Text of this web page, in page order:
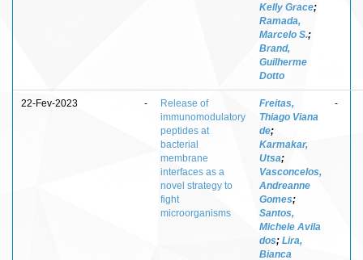
Kelly Grace;
Ramada,
Marcelo S.;
Brand,
Guilherme
Dotto
22-Fev-2023 -
Release of
immunomodulatory
peptides at
bacterial
membrane
interfaces as a
novel strategy to
fight
microorganisms
Freitas,
Thiago Viana
de;
Karmakar,
Utsa;
Vasconcelos,
Andreanne
Gomes;
Santos,
Michele Avila
dos; Lira,
Bianca
-